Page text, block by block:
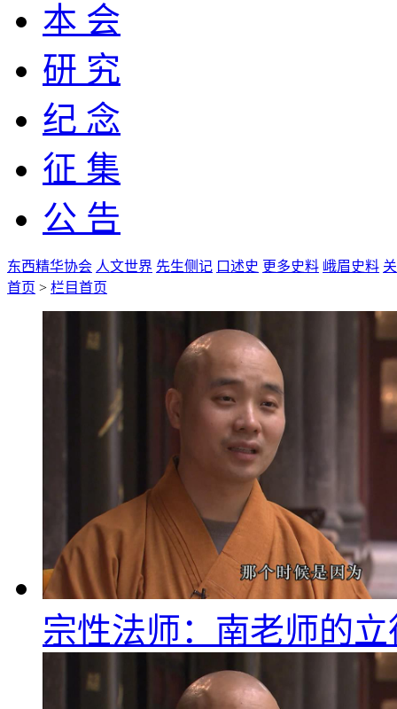
本 会
研 究
纪 念
征 集
公 告
东西精华协会 人文世界 先生侧记 口述史 更多史料 峨眉史料
首页 > 栏目首页
宗性法师：南老师的